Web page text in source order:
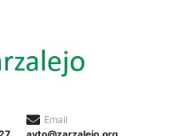
Email
ayto@zarzalejo.org